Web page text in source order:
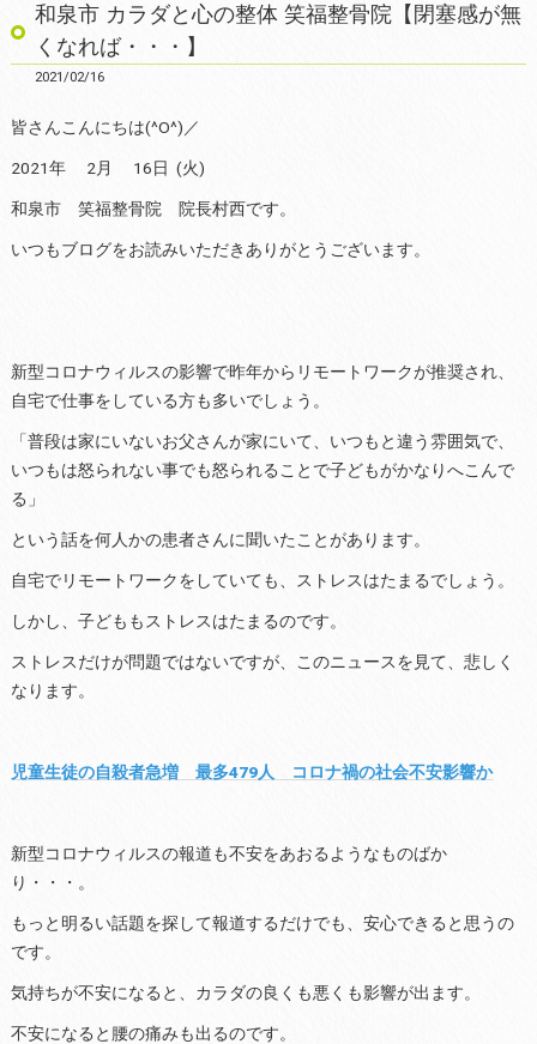
和泉市 カラダと心の整体 笑福整骨院【閉塞感が無
くなれば・・・】
2021/02/16
皆さんこんにちは(^O^)／
2021年 2月 16日 (火)
和泉市 笑福整骨院 院長村西です。
いつもブログをお読みいただきありがとうございます。
新型コロナウィルスの影響で昨年からリモートワークが推奨され、
自宅で仕事をしている方も多いでしょう。
「普段は家にいないお父さんが家にいて、いつもと違う雰囲気で、
いつもは怒られない事でも怒られることで子どもがかなりへこんで
る」
という話を何人かの患者さんに聞いたことがあります。
自宅でリモートワークをしていても、ストレスはたまるでしょう。
しかし、子どももストレスはたまるのです。
ストレスだけが問題ではないですが、このニュースを見て、悲しく
なります。
児童生徒の自殺者急増 最多479人 コロナ禍の社会不安影響か
新型コロナウィルスの報道も不安をあおるようなものばか
り・・・。
もっと明るい話題を探して報道するだけでも、安心できると思うの
です。
気持ちが不安になると、カラダの良くも悪くも影響が出ます。
不安になると腰の痛みも出るのです。